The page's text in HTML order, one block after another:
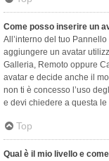
Come posso inserire un
All’interno del tuo
aggiungere un avatar
Galleria, Remoto oppure
avatar e decide anche il
non ti è concesso l’uso
e devi chiedere a questa
Top
Qual è il mio livello e